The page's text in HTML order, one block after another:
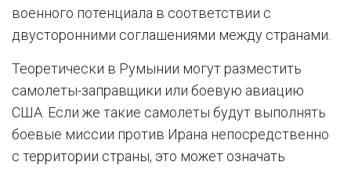
военного потенциала в соответствии с
двусторонними соглашениями между странами.
Теоретически в Румынии могут разместить
самолеты-заправщики или боевую авиацию
США. Если же такие самолеты будут выполнять
боевые миссии против Ирана непосредственно
с территории страны, это может означать